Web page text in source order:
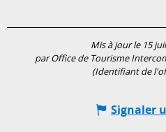
Mis à jour le 15
par Office de Tourisme
(Identifiant de
Signaler